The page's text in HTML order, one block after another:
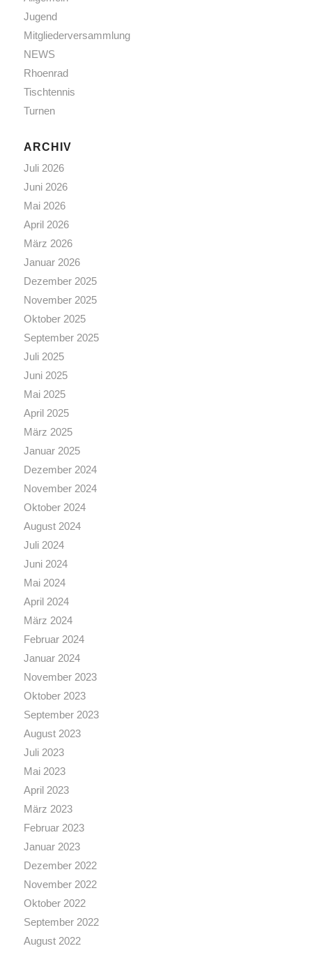
Jugend
Mitgliederversammlung
NEWS
Rhoenrad
Tischtennis
Turnen
ARCHIV
Juli 2026
Juni 2026
Mai 2026
April 2026
März 2026
Januar 2026
Dezember 2025
November 2025
Oktober 2025
September 2025
Juli 2025
Juni 2025
Mai 2025
April 2025
März 2025
Januar 2025
Dezember 2024
November 2024
Oktober 2024
August 2024
Juli 2024
Juni 2024
Mai 2024
April 2024
März 2024
Februar 2024
Januar 2024
November 2023
Oktober 2023
September 2023
August 2023
Juli 2023
Mai 2023
April 2023
März 2023
Februar 2023
Januar 2023
Dezember 2022
November 2022
Oktober 2022
September 2022
August 2022